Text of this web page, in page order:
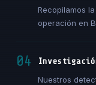
Recopilamos
operación en
04
Nuestros